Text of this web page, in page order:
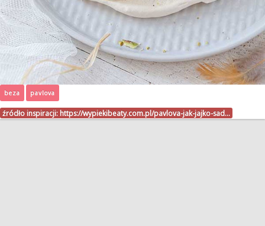
beza pavlova
źródło inspiracji: https://wypiekibeaty.com.pl/pavlova-jak-jajko-sad…